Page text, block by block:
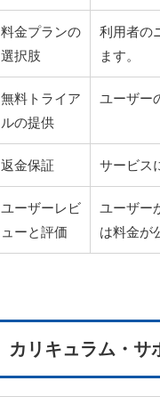
料金プランの
選択肢
利用者の
ます。
無料トライア
ルの提供
ユーザー
返金保証 サービス
ユーザーレビ
ューと評価
ユーザー
は料金が
カリキュラム・サ